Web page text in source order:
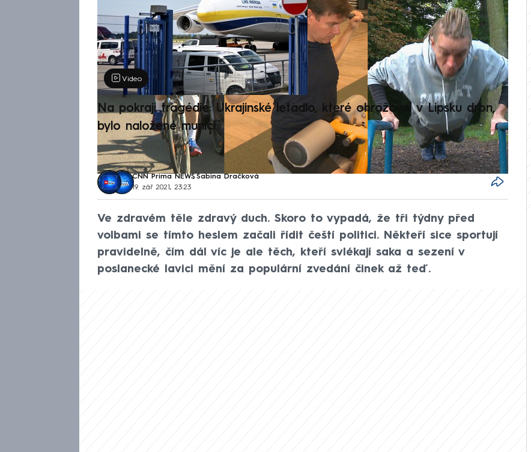
Video
Na pokraji tragédie: Ukrajinské letadlo, které ohrožoval v Lipsku dron,
bylo naložené municí
CNN Prima NEWS, Sabina Dračková
19. zář 2021, 23:23
Ve zdravém těle zdravý duch. Skoro to vypadá, že tři týdny před
volbami se tímto heslem začali řídit čeští politici. Někteří sice sportují
pravidelně, čím dál víc je ale těch, kteří svlékají saka a sezení v
poslanecké lavici mění za populární zvedání činek až teď.